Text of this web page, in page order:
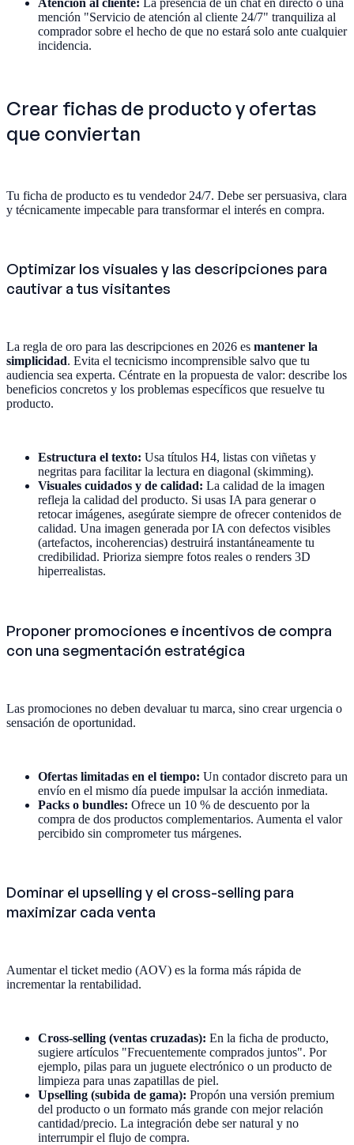
mención "Servicio de atención al cliente 24/7" tranquiliza al
comprador sobre el hecho de que no estará solo ante cualquier
incidencia.
Crear fichas de producto y ofertas
que conviertan
Tu ficha de producto es tu vendedor 24/7. Debe ser persuasiva, clara
y técnicamente impecable para transformar el interés en compra.
Optimizar los visuales y las descripciones para
cautivar a tus visitantes
La regla de oro para las descripciones en 2026 es mantener la
simplicidad. Evita el tecnicismo incomprensible salvo que tu
audiencia sea experta. Céntrate en la propuesta de valor: describe los
beneficios concretos y los problemas específicos que resuelve tu
producto.
Estructura el texto: Usa títulos H4, listas con viñetas y
negritas para facilitar la lectura en diagonal (skimming).
Visuales cuidados y de calidad: La calidad de la imagen
refleja la calidad del producto. Si usas IA para generar o
retocar imágenes, asegúrate siempre de ofrecer contenidos de
calidad. Una imagen generada por IA con defectos visibles
(artefactos, incoherencias) destruirá instantáneamente tu
credibilidad. Prioriza siempre fotos reales o renders 3D
hiperrealistas.
Proponer promociones e incentivos de compra
con una segmentación estratégica
Las promociones no deben devaluar tu marca, sino crear urgencia o
sensación de oportunidad.
Ofertas limitadas en el tiempo: Un contador discreto para un
envío en el mismo día puede impulsar la acción inmediata.
Packs o bundles: Ofrece un 10 % de descuento por la
compra de dos productos complementarios. Aumenta el valor
percibido sin comprometer tus márgenes.
Dominar el upselling y el cross-selling para
maximizar cada venta
Aumentar el ticket medio (AOV) es la forma más rápida de
incrementar la rentabilidad.
Cross-selling (ventas cruzadas): En la ficha de producto,
sugiere artículos "Frecuentemente comprados juntos". Por
ejemplo, pilas para un juguete electrónico o un producto de
limpieza para unas zapatillas de piel.
Upselling (subida de gama): Propón una versión premium
del producto o un formato más grande con mejor relación
cantidad/precio. La integración debe ser natural y no
interrumpir el flujo de compra.